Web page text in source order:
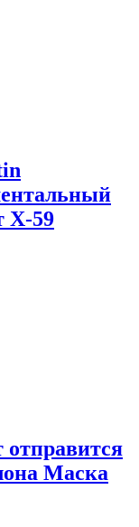
X-59
отправится
Маска